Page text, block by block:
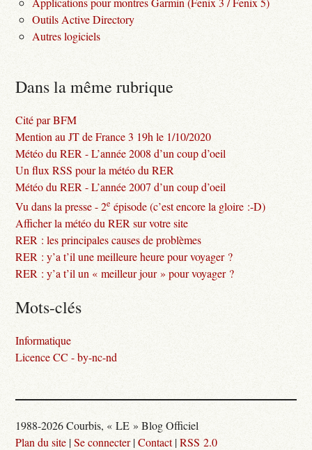
Outils Active Directory
Autres logiciels
Dans la même rubrique
Cité par BFM
Mention au JT de France 3 19h le 1/10/2020
Météo du RER - L’année 2008 d’un coup d’oeil
Un flux RSS pour la météo du RER
Météo du RER - L’année 2007 d’un coup d’oeil
Vu dans la presse - 2e épisode (c’est encore la gloire :-D)
Afficher la météo du RER sur votre site
RER : les principales causes de problèmes
RER : y’a t’il une meilleure heure pour voyager ?
RER : y’a t’il un « meilleur jour » pour voyager ?
Mots-clés
Informatique
Licence CC - by-nc-nd
1988-2026 Courbis, « LE » Blog Officiel
Plan du site |Se connecter|Contact|RSS 2.0